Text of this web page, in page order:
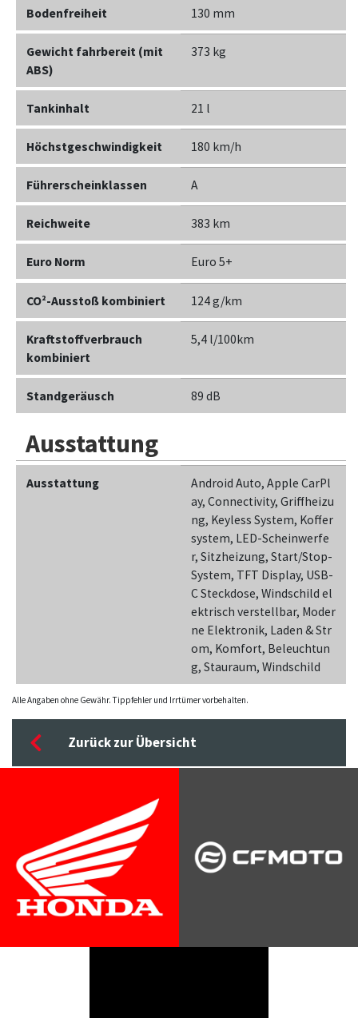
Bodenfreiheit 130 mm
Gewicht fahrbereit (mit
ABS)
373 kg
Tankinhalt 21 l
Höchstgeschwindigkeit 180 km/h
Führerscheinklassen A
Reichweite 383 km
Euro Norm Euro 5+
CO²-Ausstoß kombiniert 124 g/km
Kraftstoffverbrauch
kombiniert
5,4 l/100km
Standgeräusch 89 dB
Ausstattung
Ausstattung
Android Auto, Apple CarPl
ay, Connectivity, Griffheizu
ng, Keyless System, Koffer
system, LED-Scheinwerfe
r, Sitzheizung, Start/Stop-
System, TFT Display, USB-
C Steckdose, Windschild el
ektrisch verstellbar, Moder
ne Elektronik, Laden & Str
om, Komfort, Beleuchtun
g, Stauraum, Windschild
Alle Angaben ohne Gewähr. Tippfehler und Irrtümer vorbehalten.
Zurück zur Übersicht